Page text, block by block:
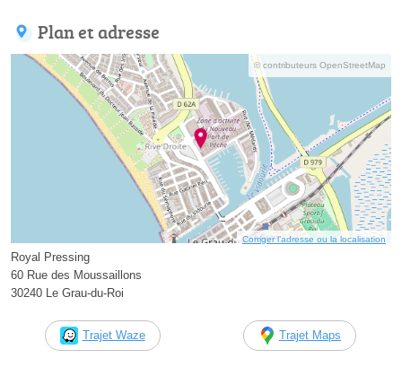
Plan et adresse
© contributeurs OpenStreetMap
Corriger l’adresse ou la localisation
Royal Pressing
60 Rue des Moussaillons
30240 Le Grau-du-Roi
Trajet Waze Trajet Maps